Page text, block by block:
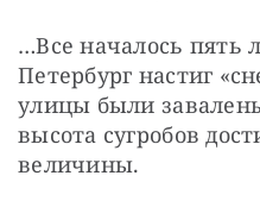
…Все началось пять
Петербург настиг
улицы были
высота сугробов
величины.